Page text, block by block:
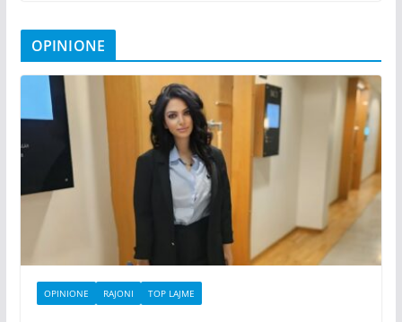
OPINIONE
OPINIONE RAJONI TOP LAJME